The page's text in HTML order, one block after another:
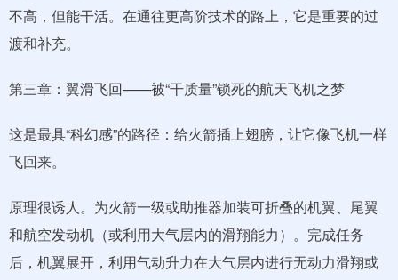
不高，但能干活。在通往更高阶技术的路上，它是重要的过
渡和补充。
第三章：翼滑飞回——被“干质量”锁死的航天飞机之梦
这是最具“科幻感”的路径：给火箭插上翅膀，让它像飞机一样
飞回来。
原理很诱人。为火箭一级或助推器加装可折叠的机翼、尾翼
和航空发动机（或利用大气层内的滑翔能力）。完成任务
后，机翼展开，利用气动升力在大气层内进行无动力滑翔或